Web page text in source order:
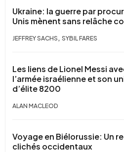
Ukraine: la guerre par
Unis mènent sans relâche
JEFFREY SACHS , SYBIL FARES
Les liens de Lionel Messi
l’armée israélienne et son
d’élite 8200
ALAN MACLEOD
Voyage en Biélorussie: Un
clichés occidentaux